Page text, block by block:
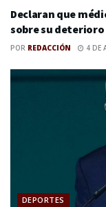
Declaran que
sobre su deterioro
POR REDACCIÓN 4 DE
DEPORTES